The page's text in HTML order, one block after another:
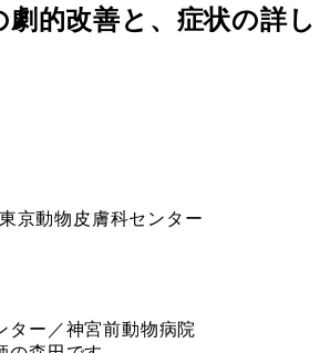
劇的改善と、症状の詳し
東京動物皮膚科センター
ター／神宮前動物病院